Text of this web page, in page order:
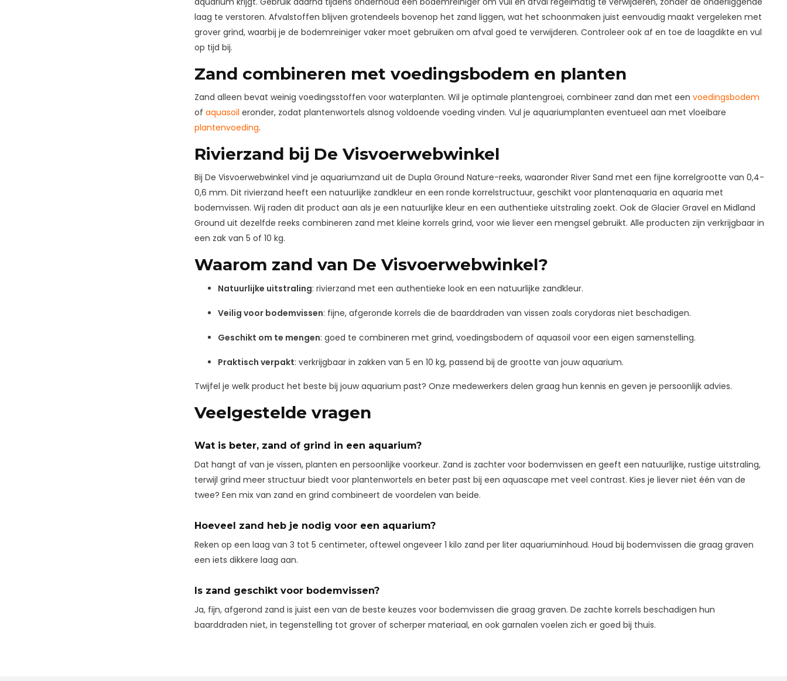
laag te verstoren. Afvalstoffen blijven grotendeels bovenop het zand liggen, wat het schoonmaken juist eenvoudig maakt vergeleken met
grover grind, waarbij je de bodemreiniger vaker moet gebruiken om afval goed te verwijderen. Controleer ook af en toe de laagdikte en vul
op tijd bij.
Zand combineren met voedingsbodem en planten
Zand alleen bevat weinig voedingsstoffen voor waterplanten. Wil je optimale plantengroei, combineer zand dan met een voedingsbodem
of aquasoil eronder, zodat plantenwortels alsnog voldoende voeding vinden. Vul je aquariumplanten eventueel aan met vloeibare
plantenvoeding.
Rivierzand bij De Visvoerwebwinkel
Bij De Visvoerwebwinkel vind je aquariumzand uit de Dupla Ground Nature-reeks, waaronder River Sand met een fijne korrelgrootte van 0,4-
0,6 mm. Dit rivierzand heeft een natuurlijke zandkleur en een ronde korrelstructuur, geschikt voor plantenaquaria en aquaria met
bodemvissen. Wij raden dit product aan als je een natuurlijke kleur en een authentieke uitstraling zoekt. Ook de Glacier Gravel en Midland
Ground uit dezelfde reeks combineren zand met kleine korrels grind, voor wie liever een mengsel gebruikt. Alle producten zijn verkrijgbaar in
een zak van 5 of 10 kg.
Waarom zand van De Visvoerwebwinkel?
Natuurlijke uitstraling: rivierzand met een authentieke look en een natuurlijke zandkleur.
Veilig voor bodemvissen: fijne, afgeronde korrels die de baarddraden van vissen zoals corydoras niet beschadigen.
Geschikt om te mengen: goed te combineren met grind, voedingsbodem of aquasoil voor een eigen samenstelling.
Praktisch verpakt: verkrijgbaar in zakken van 5 en 10 kg, passend bij de grootte van jouw aquarium.
Twijfel je welk product het beste bij jouw aquarium past? Onze medewerkers delen graag hun kennis en geven je persoonlijk advies.
Veelgestelde vragen
Wat is beter, zand of grind in een aquarium?
Dat hangt af van je vissen, planten en persoonlijke voorkeur. Zand is zachter voor bodemvissen en geeft een natuurlijke, rustige uitstraling,
terwijl grind meer structuur biedt voor plantenwortels en beter past bij een aquascape met veel contrast. Kies je liever niet één van de
twee? Een mix van zand en grind combineert de voordelen van beide.
Hoeveel zand heb je nodig voor een aquarium?
Reken op een laag van 3 tot 5 centimeter, oftewel ongeveer 1 kilo zand per liter aquariuminhoud. Houd bij bodemvissen die graag graven
een iets dikkere laag aan.
Is zand geschikt voor bodemvissen?
Ja, fijn, afgerond zand is juist een van de beste keuzes voor bodemvissen die graag graven. De zachte korrels beschadigen hun
baarddraden niet, in tegenstelling tot grover of scherper materiaal, en ook garnalen voelen zich er goed bij thuis.